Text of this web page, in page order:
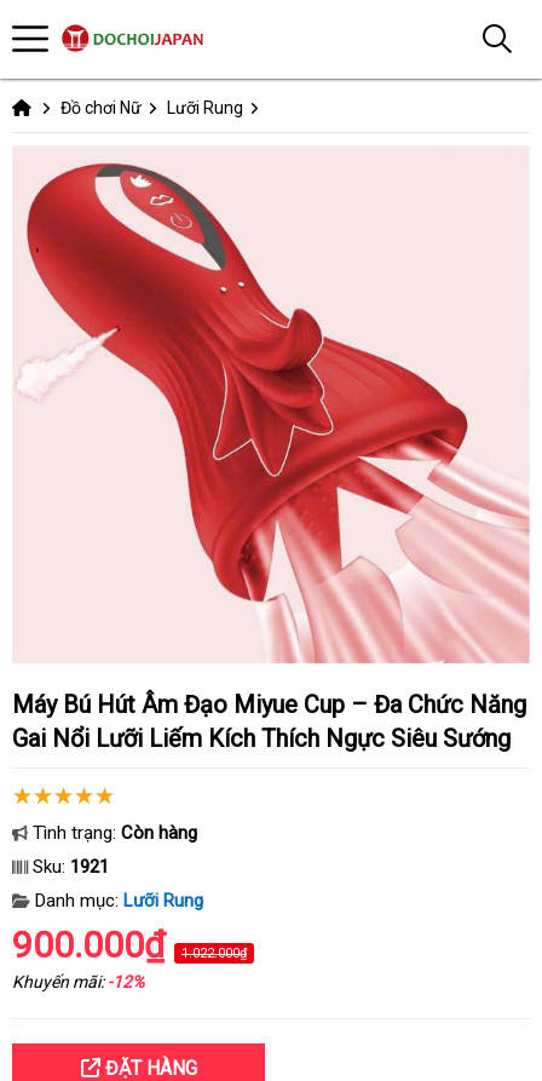
Đồ chơi Nữ Lưỡi Rung
Máy Bú Hút Âm Đạo Miyue Cup – Đa Chức Năng
Gai Nổi Lưỡi Liếm Kích Thích Ngực Siêu Sướng
Tình trạng: Còn hàng
Sku: 1921
Danh mục: Lưỡi Rung
900.000₫ 1.022.000₫
Khuyến mãi:-12%
ĐẶT HÀNG